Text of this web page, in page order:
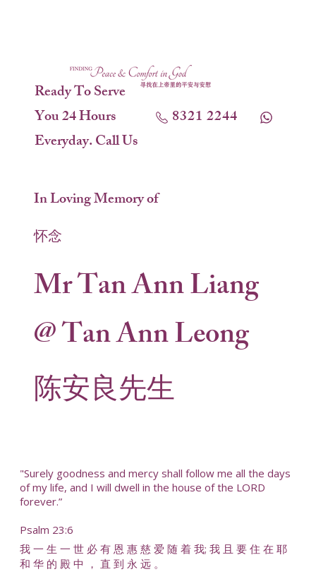
Ready To Serve
You 24 Hours
Everyday. Call Us
8321 2244
In Loving Memory of
怀念
Mr Tan Ann Liang
@ Tan Ann Leong
陈安良先生
"Surely goodness and mercy shall follow me all the days
of my life, and I will dwell in the house of the LORD
forever.”
Psalm 23:6
我 一 生 一 世 必 有 恩 惠 慈 爱 随 着 我; 我 且 要 住 在 耶
和 华 的 殿 中 ， 直 到 永 远 。